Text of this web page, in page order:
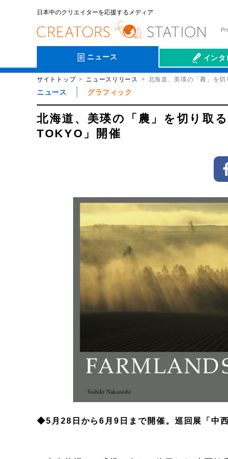
日本中のクリエイターを応援するメディア
ニュース インタ
会社伝
サイトトップ ニュースリリース 北海道、美瑛の「農」を
ニュース グラフィック
北海道、美瑛の「農」を切り取
TOKYO」開催
◆5月28日から6月9日まで開催。巡回展「